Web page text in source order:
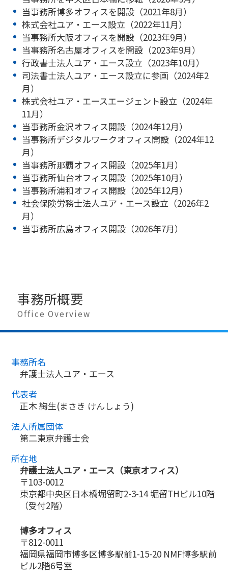
当事務所博多オフィスを開設（2021年8月）
株式会社ユア・エース設立（2022年11月）
当事務所大阪オフィスを開設（2023年9月）
当事務所名古屋オフィスを開設（2023年9月）
行政書士法人ユア・エース設立（2023年10月）
司法書士法人ユア・エース設立に参画（2024年2
月）
株式会社ユア・エースエージェント設立（2024年
11月）
当事務所金沢オフィス開設（2024年12月）
当事務所デジタルワークオフィス開設（2024年12
月）
当事務所那覇オフィス開設（2025年1月）
当事務所仙台オフィス開設（2025年10月）
当事務所浦和オフィス開設（2025年12月）
社会保険労務士法人ユア・エース設立（2026年2
月）
当事務所広島オフィス開設（2026年7月）
事務所概要
Office Overview
事務所名
弁護士法人ユア・エース
代表者
正木 絢生(まさき けんしょう)
法人所属団体
第二東京弁護士会
所在地
弁護士法人ユア・エース（東京オフィス）
〒103-0012
東京都中央区日本橋堀留町2-3-14 堀留THビル10階
（受付2階）
博多オフィス
〒812-0011
福岡県福岡市博多区博多駅前1-15-20 NMF博多駅前
ビル2階6号室